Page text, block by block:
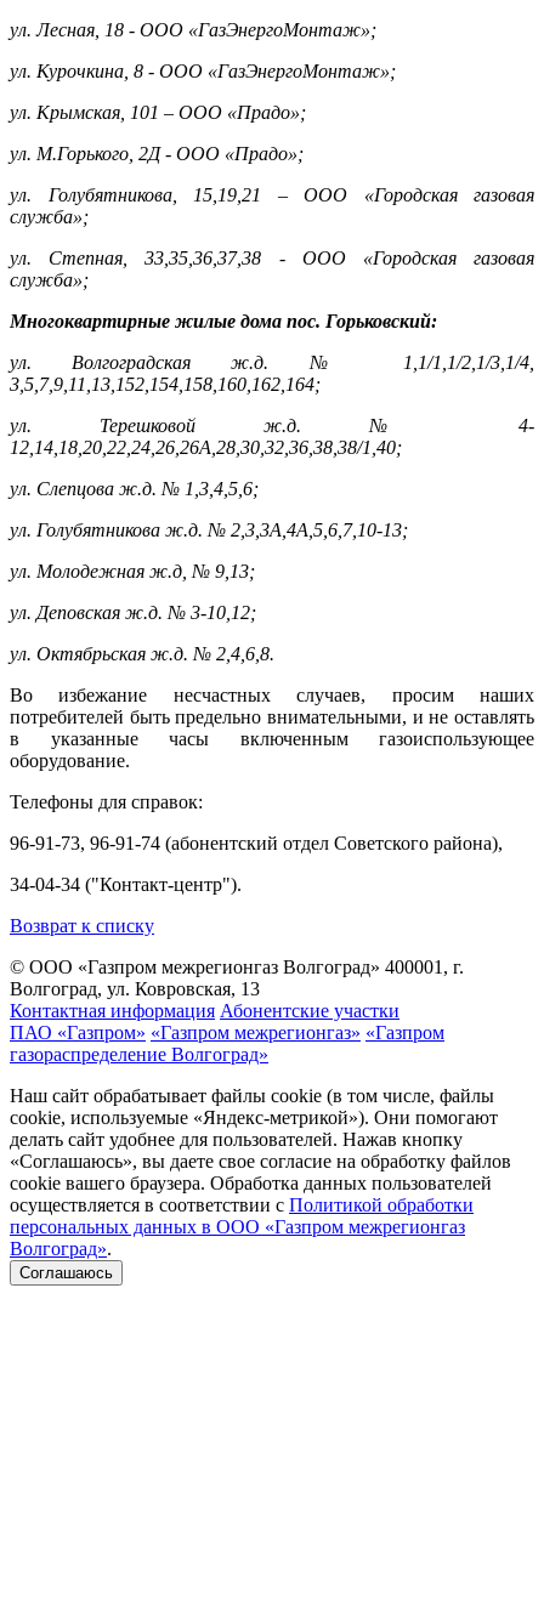
ул. Лесная, 18 - ООО «ГазЭнергоМонтаж»;
ул. Курочкина, 8 - ООО «ГазЭнергоМонтаж»;
ул. Крымская, 101 – ООО «Прадо»;
ул. М.Горького, 2Д - ООО «Прадо»;
ул. Голубятникова, 15,19,21 – ООО «Городская газовая
служба»;
ул. Степная, 33,35,36,37,38 - ООО «Городская газовая
служба»;
Многоквартирные жилые дома пос. Горьковский:
ул. Волгоградская ж.д. № 1,1/1,1/2,1/3,1/4,
3,5,7,9,11,13,152,154,158,160,162,164;
ул. Терешковой ж.д. № 4-
12,14,18,20,22,24,26,26А,28,30,32,36,38,38/1,40;
ул. Слепцова ж.д. № 1,3,4,5,6;
ул. Голубятникова ж.д. № 2,3,3А,4А,5,6,7,10-13;
ул. Молодежная ж.д, № 9,13;
ул. Деповская ж.д. № 3-10,12;
ул. Октябрьская ж.д. № 2,4,6,8.
Во избежание несчастных случаев, просим наших
потребителей быть предельно внимательными, и не оставлять
в указанные часы включенным газоиспользующее
оборудование.
Телефоны для справок:
96-91-73, 96-91-74 (абонентский отдел Советского района),
34-04-34 ("Контакт-центр").
Возврат к списку
© ООО «Газпром межрегионгаз Волгоград» 400001, г.
Волгоград, ул. Ковровская, 13
Контактная информация Абонентские участки
ПАО «Газпром» «Газпром межрегионгаз» «Газпром
газораспределение Волгоград»
Наш сайт обрабатывает файлы cookie (в том числе, файлы
cookie, используемые «Яндекс-метрикой»). Они помогают
делать сайт удобнее для пользователей. Нажав кнопку
«Соглашаюсь», вы даете свое согласие на обработку файлов
cookie вашего браузера. Обработка данных пользователей
осуществляется в соответствии с Политикой обработки
персональных данных в ООО «Газпром межрегионгаз
Волгоград».
Соглашаюсь